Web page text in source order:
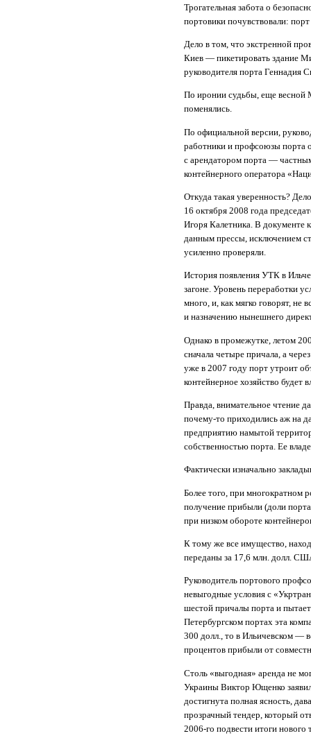
Трогательная забота о
портовики почувствовали: порт
Дело в том, что экстренной
Киев — пикетировать здание
руководителя порта Геннадия
По иронии судьбы, еще весной
поменялись.
По официальной версии,
работники и профсоюзы порта
с арендатором порта —
контейнерного оператора
Откуда такая уверенность?
16 октября 2008 года
Игоря Калетника. В документе
данным прессы, исключением
усиленно проверяли.
История появления УТК в
загоне. Уровень переработки
много, и, как мягко говорят, не
и назначению нынешнего
Однако в промежутке, летом
сначала четыре причала, а
уже в 2007 году порт утроит
контейнерное хозяйство будет
Правда, внимательное чтение
почему-то приходились аж на
предприятию намытой
собственностью порта. Ее
Фактически изначально
Более того, при многократном
получение прибыли (доли
при низком обороте
К тому же все имущество,
переданы за 17,6 млн. долл.
Руководитель портового
невыгодные условия с
шестой причалы порта и
Петербургском портах эта
300 долл., то в Ильичевском —
процентов прибыли от
Столь «выгодная» аренда не
Украины Виктор Ющенко
достигнута полная ясность,
прозрачный тендер, который
2006-го подвести итоги нового